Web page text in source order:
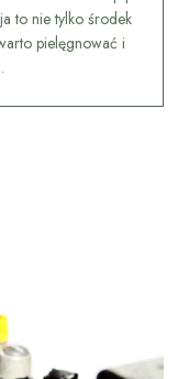
to nie tylko środek
pielęgnować i